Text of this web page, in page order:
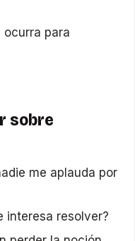
ocurra para
sobre
me aplauda por
interesa resolver?